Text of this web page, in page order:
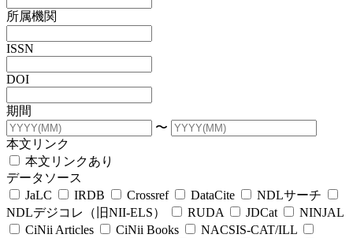
所属機関
ISSN
DOI
期間
〜
本文リンク
本文リンクあり
データソース
JaLC
IRDB Crossref DataCite
NDLサーチ
NDLデジコレ（旧NII-ELS）
RUDA JDCat
NINJAL
CiNii Articles
CiNii Books
NACSIS-CAT/ILL